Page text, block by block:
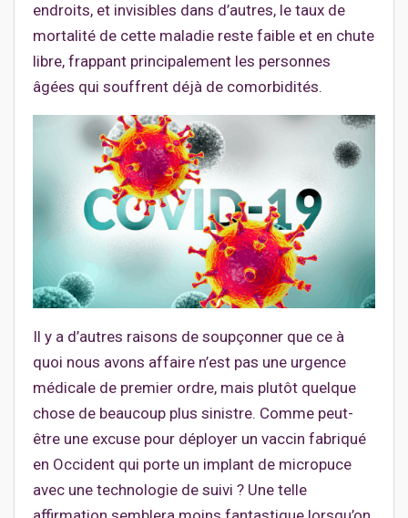
endroits, et invisibles dans d’autres, le taux de
mortalité de cette maladie reste faible et en chute
libre, frappant principalement les personnes
âgées qui souffrent déjà de comorbidités.
Il y a d’autres raisons de soupçonner que ce à
quoi nous avons affaire n’est pas une urgence
médicale de premier ordre, mais plutôt quelque
chose de beaucoup plus sinistre. Comme peut-
être une excuse pour déployer un vaccin fabriqué
en Occident qui porte un implant de micropuce
avec une technologie de suivi ? Une telle